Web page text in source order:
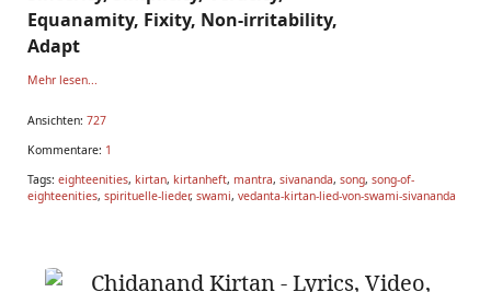
Equanamity, Fixity, Non-irritability,
Adapt
Mehr lesen...
Ansichten: 727
Kommentare: 1
Tags: eighteenities, kirtan, kirtanheft, mantra, sivananda, song, song-of-
eighteenities, spirituelle-lieder, swami, vedanta-kirtan-lied-von-swami-sivananda
Chidanand Kirtan - Lyrics, Video,